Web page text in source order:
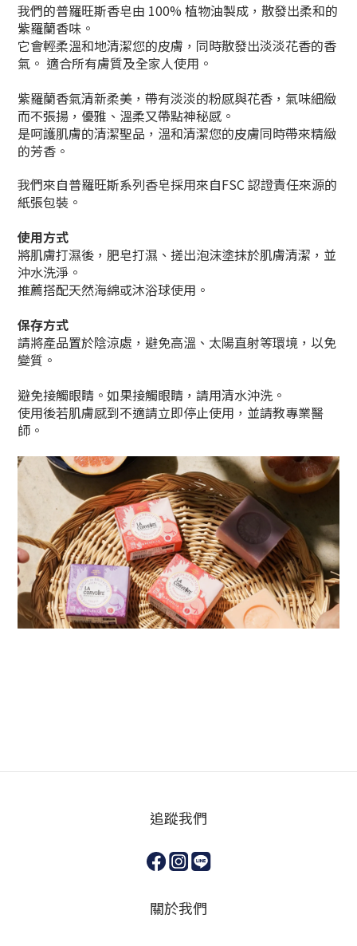
我們的普羅旺斯香皂由 100% 植物油製成，散發出柔和的
紫羅蘭香味。
它會輕柔溫和地清潔您的皮膚，同時散發出淡淡花香的香
氣。 適合所有膚質及全家人使用。
紫羅蘭香氣清新柔美，帶有淡淡的粉感與花香，氣味細緻
而不張揚，優雅、溫柔又帶點神秘感。
是呵護肌膚的清潔聖品， 溫和清潔您的皮膚同時帶來精緻
的芳香。
我們來自普羅旺斯系列香皂採用來自FSC 認證責任來源的
紙張包裝。
使用方式
將肌膚打濕後，肥皂打濕、搓出泡沫塗抹於肌膚清潔，並
沖水洗淨。
推薦搭配天然海綿或沐浴球使用。
保存方式
請將產品置於陰涼處，避免高溫、太陽直射等環境，以免
變質。
避免接觸眼睛。如果接觸眼睛，請用清水沖洗。
使用後若肌膚感到不適請立即停止使用，並請教專業醫
師。
追蹤我們
關於我們